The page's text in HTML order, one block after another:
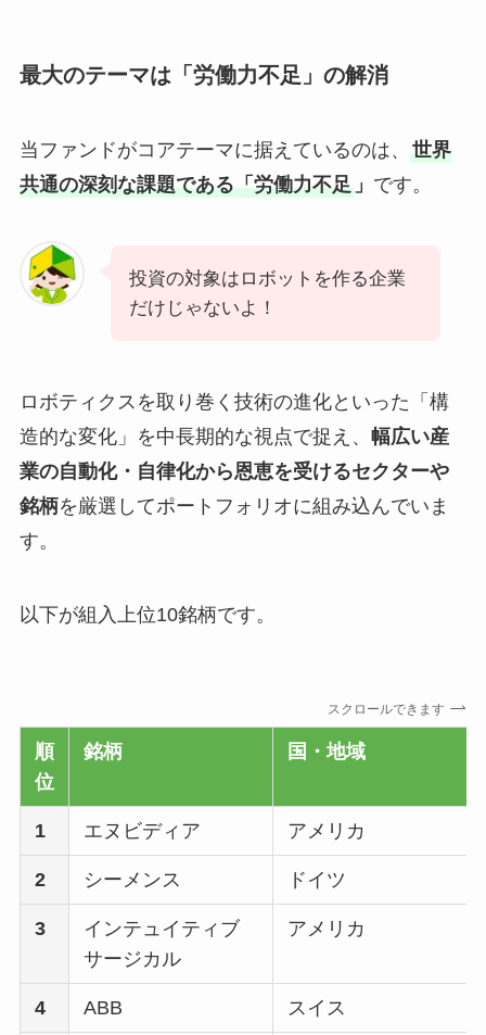
最大のテーマは「労働力不足」の解消
当ファンドがコアテーマに据えているのは、 世界
共通の深刻な課題である「労働力不足」 です。
投資の対象はロボットを作る企業
だけじゃないよ！
ロボティクスを取り巻く技術の進化といった「構
造的な変化」を中長期的な視点で捉え、 幅広い産
業の自動化・自律化から恩恵を受けるセクターや
銘柄を厳選してポートフォリオに組み込んでいま
す。
以下が組入上位10銘柄です。
スクロールできます
順
位
銘柄 国・地域
1 エヌビディア アメリカ
2 シーメンス ドイツ
3
インテュイティブ
サージカル
アメリカ
4 ABB スイス